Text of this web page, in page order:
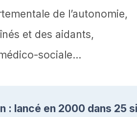
de l’autonomie,
et des aidants,
sociale…
: lancé en 2000 dans 25